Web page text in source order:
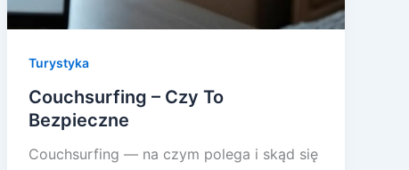
Turystyka
Couchsurfing – Czy To
Bezpieczne
Couchsurfing — na czym polega i skąd się